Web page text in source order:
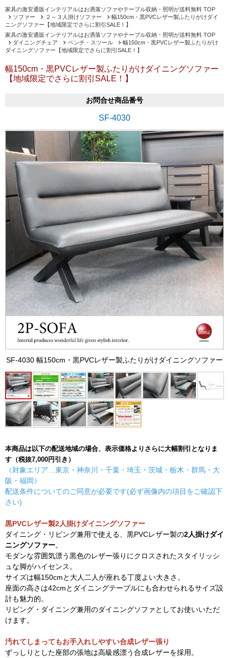
家具の激安通販インテリアルはお洒落ソファやテーブル収納・照明が送料無料 TOP
ソファー
２～３人掛けソファー
幅150cm・黒PVCレザー製ふたりがけダイ
ニングソファー【地域限定でさらに割引SALE！】
家具の激安通販インテリアルはお洒落ソファやテーブル収納・照明が送料無料 TOP
ダイニングチェア
ベンチ・スツール
幅150cm・黒PVCレザー製ふたりがけ
ダイニングソファー【地域限定でさらに割引SALE！】
幅150cm・黒PVCレザー製ふたりがけダイニングソファー
【地域限定でさらに割引SALE！】
お問合せ商品番号
SF-4030
SF-4030 幅150cm・黒PVCレザー製ふたりがけダイニングソファー
本商品は以下の配送地域の場合、表示価格よりさらに大幅割引となりま
す（税抜7,000円引き）
（対象エリア…東京・神奈川・千葉・埼玉・茨城・栃木・群馬・大
阪・福岡）
配送条件についてのご同意が必要です(必ず画像内の項目をご確認下
さい)
黒PVCレザー製2人掛けダイニングソファー
ダイニング・リビング兼用で使える、黒PVCレザー製の2人掛けダイ
ニングソファー。
モダンな雰囲気漂う黒色のレザー張りにクロスされたスタイリッシ
ュな脚がハイセンス。
サイズは幅150cmと大人二人が座れる丁度よい大きさ。
座面の高さは42cmとダイニングテーブルにも合わせられるサイズ設
計も魅力的。
リビング・ダイニング兼用のダイニングソファとしてお使いいただ
けます。
汚れてしまってもお手入れしやすい合成レザー張り
ずっしりとした座部の張地は高級感漂う合成レザーを採用。